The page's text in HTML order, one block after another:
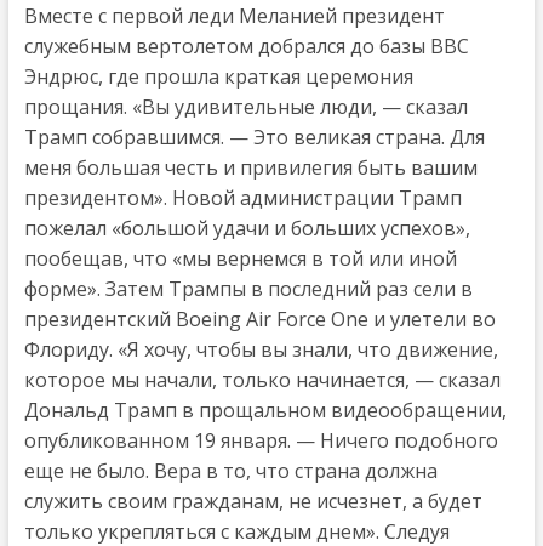
Вместе с первой леди Меланией президент
служебным вертолетом добрался до базы ВВС
Эндрюс, где прошла краткая церемония
прощания. «Вы удивительные люди, — сказал
Трамп собравшимся. — Это великая страна. Для
меня большая честь и привилегия быть вашим
президентом». Новой администрации Трамп
пожелал «большой удачи и больших успехов»,
пообещав, что «мы вернемся в той или иной
форме». Затем Трампы в последний раз сели в
президентский Boeing Air Force One и улетели во
Флориду. «Я хочу, чтобы вы знали, что движение,
которое мы начали, только начинается, — сказал
Дональд Трамп в прощальном видеообращении,
опубликованном 19 января. — Ничего подобного
еще не было. Вера в то, что страна должна
служить своим гражданам, не исчезнет, а будет
только укрепляться с каждым днем». Следуя